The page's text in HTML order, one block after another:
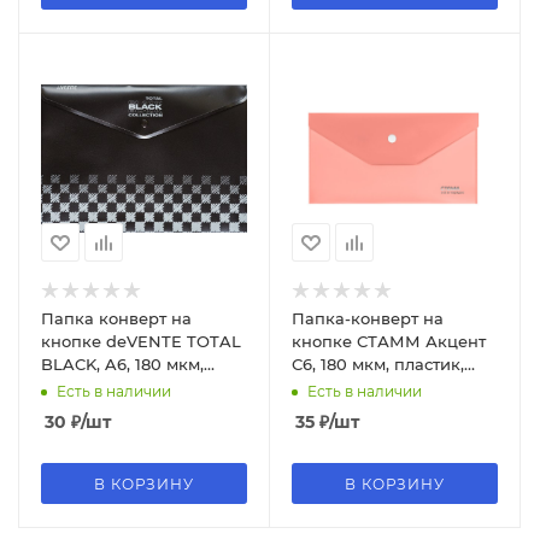
Папка конверт на
кнопке deVENTE TOTAL
BLACK, A6, 180 мкм,
непрозрачная черная,
3071335
Есть в наличии
30 ₽/шт
В КОРЗИНУ
Папка-конверт на
кнопке СТАММ Акцент
С6, 180 мкм, пластик,
непрозрачная,
коралловая, ММ-31945
Есть в наличии
35 ₽/шт
В КОРЗИНУ